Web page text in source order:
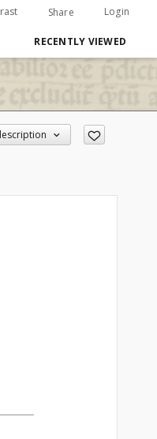
Share Login
RECENTLY VIEWED